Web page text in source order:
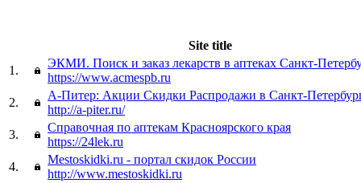
Site title
1.
ЭКМИ. Поиск и заказ лекарств в аптеках Санкт-
https://www.acmespb.ru
2.
А-Питер: Акции Скидки Распродажи в Санкт-
http://a-piter.ru/
3.
Справочная по аптекам Красноярского края
https://24lek.ru
4.
Mestoskidki.ru - портал скидок России
http://www.mestoskidki.ru